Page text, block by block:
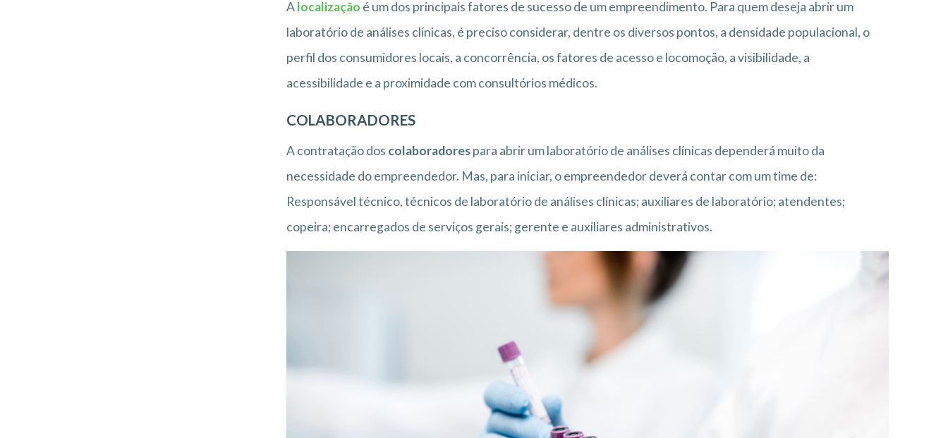
Alocalização é um dos principais fatores de sucesso de um empreendimento. Para quem deseja abrir um
laboratório de análises clínicas, é preciso considerar, dentre os diversos pontos, a densidade populacional, o
perfil dos consumidores locais, a concorrência, os fatores de acesso e locomoção, a visibilidade, a
acessibilidade e a proximidade com consultórios médicos.
COLABORADORES
A contratação dos colaboradorespara abrir um laboratório de análises clínicas dependerá muito da
necessidade do empreendedor. Mas, para iniciar, o empreendedor deverá contar com um time de:
Responsável técnico, técnicos de laboratório de análises clínicas; auxiliares de laboratório; atendentes;
copeira; encarregados de serviços gerais; gerente e auxiliares administrativos.